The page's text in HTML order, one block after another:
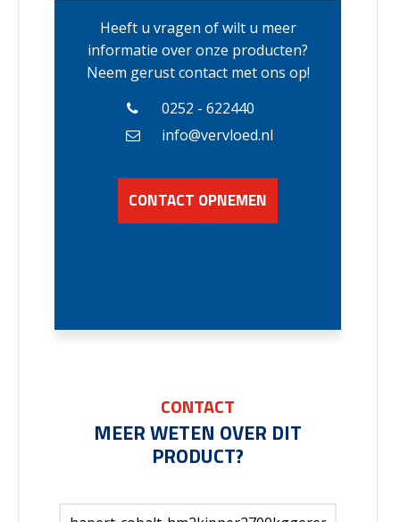
Heeft u vragen of wilt u meer
informatie over onze producten?
Neem gerust contact met ons op!
0252 - 622440
info@vervloed.nl
CONTACT OPNEMEN
CONTACT
MEER WETEN OVER DIT
PRODUCT?